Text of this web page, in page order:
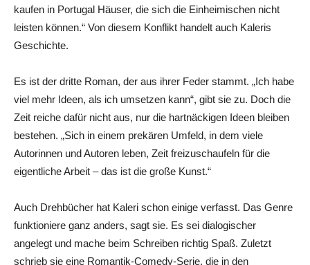
kaufen in Portugal Häuser, die sich die Einheimischen nicht
leisten können.“ Von diesem Konflikt handelt auch Kaleris
Geschichte.
Es ist der dritte Roman, der aus ihrer Feder stammt. „Ich habe
viel mehr Ideen, als ich umsetzen kann“, gibt sie zu. Doch die
Zeit reiche dafür nicht aus, nur die hartnäckigen Ideen bleiben
bestehen. „Sich in einem prekären Umfeld, in dem viele
Autorinnen und Autoren leben, Zeit freizuschaufeln für die
eigentliche Arbeit – das ist die große Kunst.“
Auch Drehbücher hat Kaleri schon einige verfasst. Das Genre
funktioniere ganz anders, sagt sie. Es sei dialogischer
angelegt und mache beim Schreiben richtig Spaß. Zuletzt
schrieb sie eine Romantik-Comedy-Serie, die in den